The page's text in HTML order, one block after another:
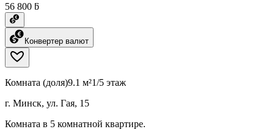
56 800 ƃ
Конвертер валют
Комната (доля)9.1 м²1/5 этаж
г. Минск, ул. Гая, 15
Комната в 5 комнатной квартире.